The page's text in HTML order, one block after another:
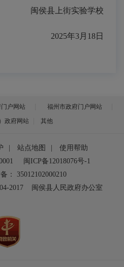
闽侯县 上街实验学校
2025年3月 18日
户网站
福州市政府门户网站
政府网站
其他
站点地图
使用帮助
闽ICP备12018076号-1
：
35012102000210
2017
闽侯县人民政府办公室